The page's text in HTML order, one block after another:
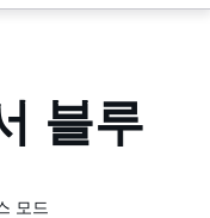
블루
모드